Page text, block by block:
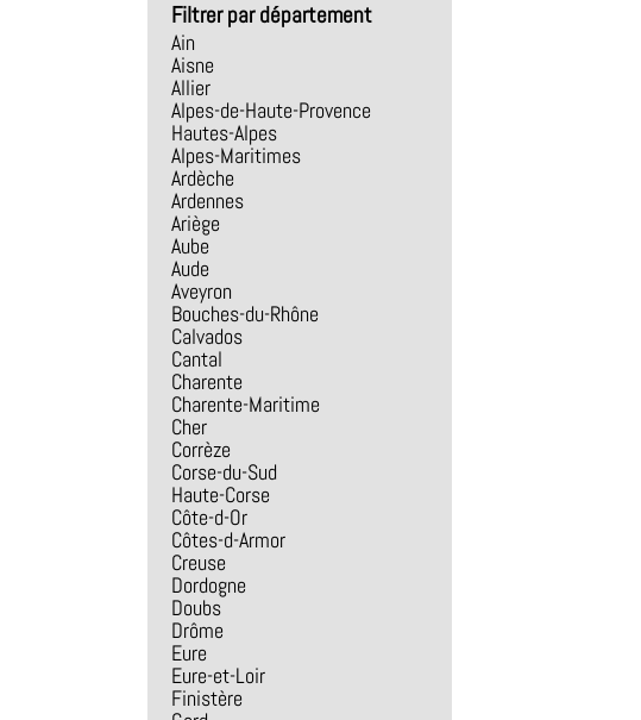
Filtrer par département
Ain
Aisne
Allier
Alpes-de-Haute-Provence
Hautes-Alpes
Alpes-Maritimes
Ardèche
Ardennes
Ariège
Aube
Aude
Aveyron
Bouches-du-Rhône
Calvados
Cantal
Charente
Charente-Maritime
Cher
Corrèze
Corse-du-Sud
Haute-Corse
Côte-d-Or
Côtes-d-Armor
Creuse
Dordogne
Doubs
Drôme
Eure
Eure-et-Loir
Finistère